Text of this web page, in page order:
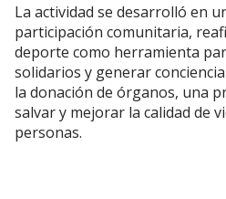
La actividad se desarrolló en
participación comunitaria,
deporte como herramienta
solidarios y generar
la donación de órganos, una
salvar y mejorar la calidad de
personas.